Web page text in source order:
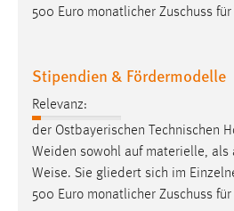
500 Euro monatlicher Zuschuss
Stipendien & Fördermodelle
Relevanz:
der Ostbayerischen Technischen
Weiden sowohl auf materielle, als
Weise. Sie gliedert sich im
500 Euro monatlicher Zuschuss